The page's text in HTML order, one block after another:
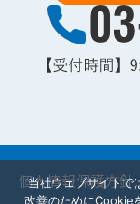
個人情報保護方針
当社ウェブサイトで
改善のためにCookie